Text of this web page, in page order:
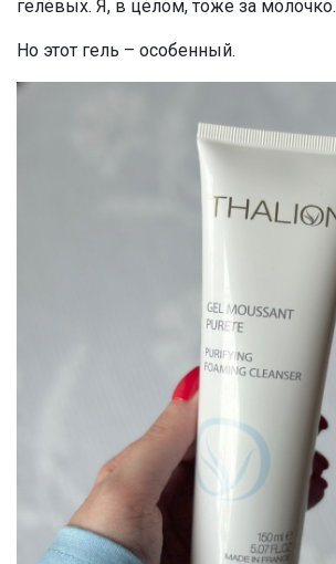
гелевых. Я, в целом, тоже за молочко.
Но этот гель – особенный.